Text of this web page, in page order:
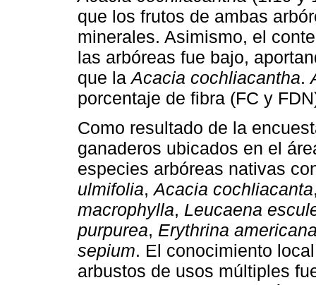
que los frutos de ambas
minerales. Asimismo, el
las arbóreas fue bajo,
que laAcacia cochliacantha.
porcentaje de fibra (FC y
Como resultado de la
ganaderos ubicados en el
especies arbóreas nativas
ulmifolia,Acacia cochliacanta
macrophylla, Leucaena
purpurea, Erythrina
sepium. El conocimiento
arbustos de usos múltiples